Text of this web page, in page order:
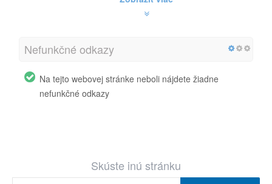
Nefunkčné odkazy
Na tejto webovej stránke neboli nájdete žiadne
nefunkčné odkazy
Skúste inú stránku